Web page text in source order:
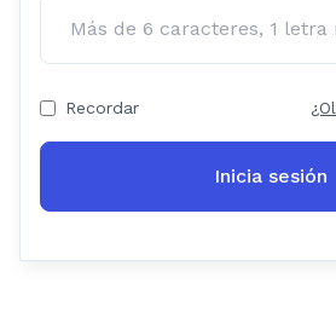
Recordar